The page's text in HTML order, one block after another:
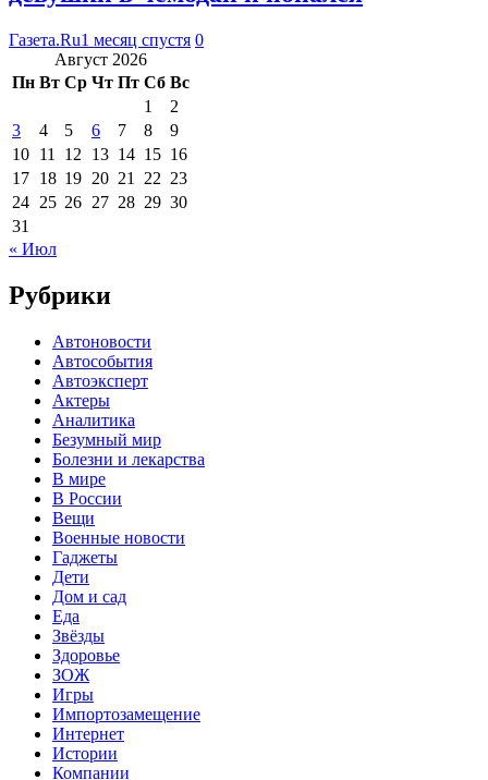
Газета.Ru1 месяц спустя 0
Август 2026
Пн Вт Ср Чт Пт Сб Вс
1
2
3
4 5 6 7 8
9
10 11 12 13 14 15 16
17 18 19 20 21 22 23
24 25 26 27 28 29 30
31
« Июл
Рубрики
Автоновости
Автособытия
Автоэксперт
Актеры
Аналитика
Безумный мир
Болезни и лекарства
В мире
В России
Вещи
Военные новости
Гаджеты
Дети
Дом и сад
Еда
Звёзды
Здоровье
ЗОЖ
Игры
Импортозамещение
Интернет
Истории
Компании